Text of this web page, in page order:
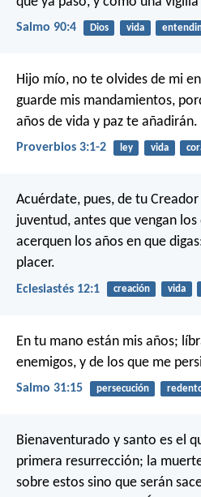
Salmo 90:4 Dios vida
Hijo mío, no te olvides de mi
guarde mis mandamientos,
años de vida y paz te añadirán.
Proverbios 3:1-2 ley vida
Acuérdate, pues, de tu
juventud, antes que vengan los
acerquen los años en que
placer.
Eclesiastés 12:1 creación vida
En tu mano están mis años;
enemigos, y de los que me
Salmo 31:15 persecución
Bienaventurado y santo es el
primera resurrección; la
sobre estos sino que serán